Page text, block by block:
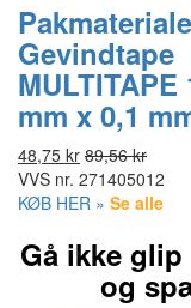
Gevindtape
MULTITAPE
mm x 0,1
48,75 kr 89,56 kr
VVS nr. 271405012
KØB HER » Se alle
Gå ikke
og